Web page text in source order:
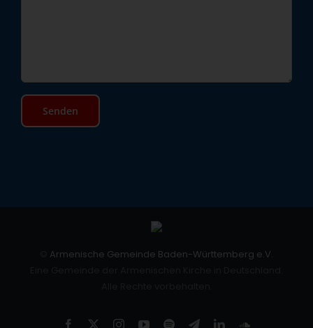
Armenische Gemeinde Baden-Württemberg e.V.
Facebook InstagramYouTube
SpotifyTelegramLinkedInSoundCloud